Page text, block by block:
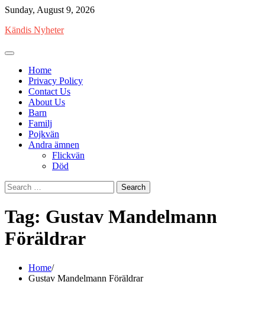
Skip
content
Sunday, August 9, 2026
Kändis Nyheter
Home
Privacy Policy
Contact Us
About Us
Barn
Familj
Pojkvän
Andra ämnen
Flickvän
Död
Search
for:
Tag: Gustav Mandelmann
Föräldrar
Home
Gustav Mandelmann Föräldrar